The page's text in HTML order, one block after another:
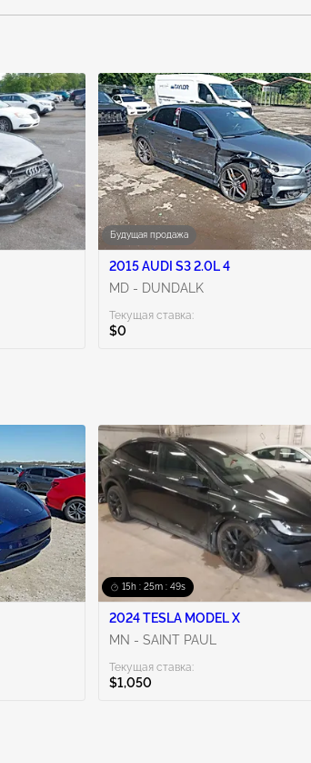
Будущая продажа
2015 AUDI S3 2.0L 4
MD - DUNDALK
Текущая ставка:
$0
15h : 25m : 48s
2024 TESLA MODEL X
MN - SAINT PAUL
Текущая ставка:
$1,050